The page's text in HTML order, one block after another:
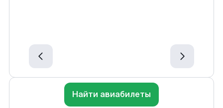
Найти авиабилеты